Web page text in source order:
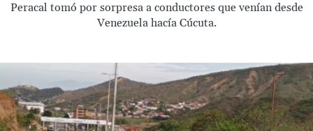
Peracal tomó por sorpresa a conductores que venían desde
Venezuela hacía Cúcuta.